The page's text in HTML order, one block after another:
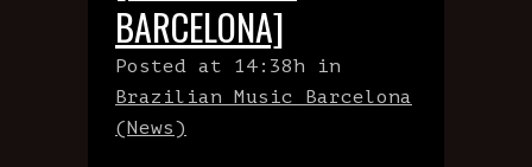
BARCELONA]
Posted at 14:38h in
Brazilian Music Barcelona
(News)